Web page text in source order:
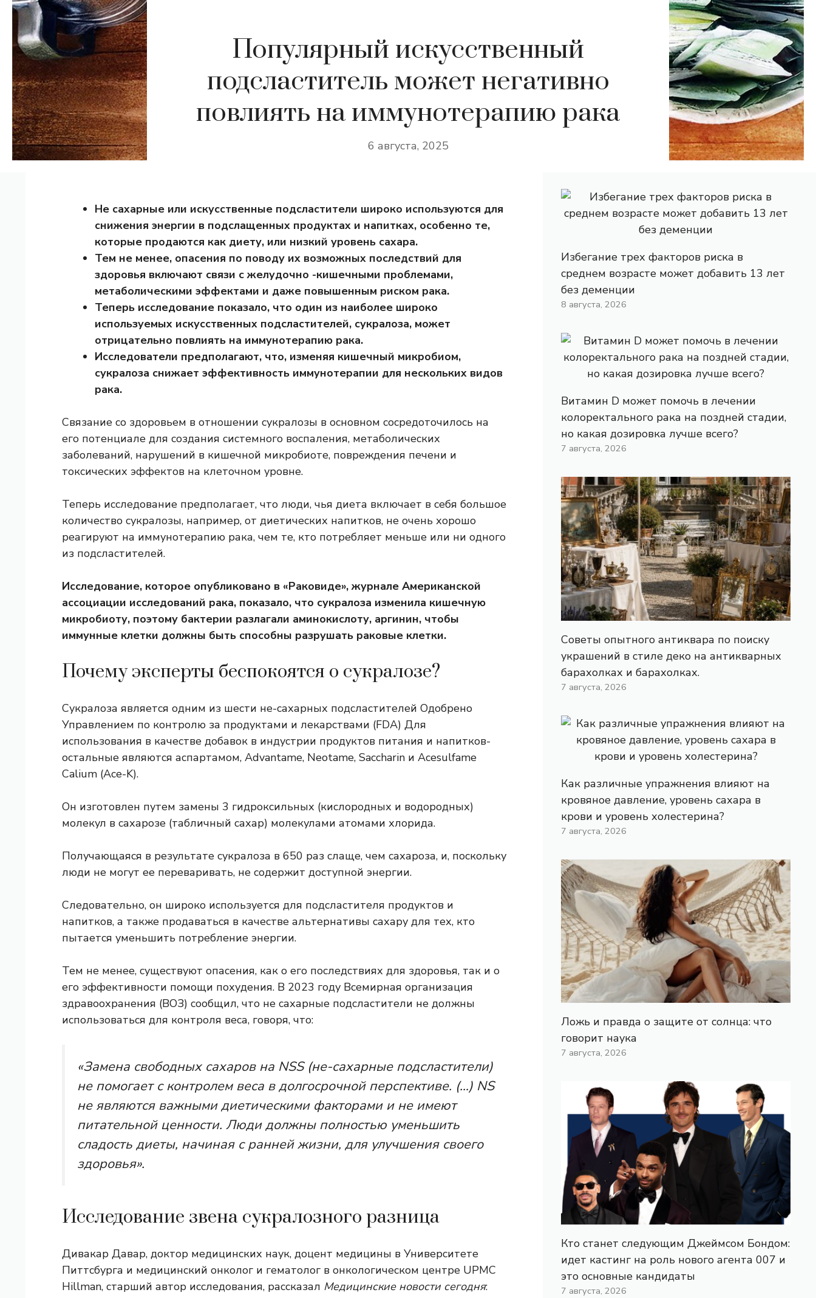
Популярный искусственный
подсластитель может негативно
повлиять на иммунотерапию рака
6 августа, 2025
Не сахарные или искусственные подсластители широко используются для
снижения энергии в подслащенных продуктах и напитках, особенно те,
которые продаются как диету, или низкий уровень сахара.
Тем не менее, опасения по поводу их возможных последствий для
здоровья включают связи с желудочно -кишечными проблемами,
метаболическими эффектами и даже повышенным риском рака.
Теперь исследование показало, что один из наиболее широко
используемых искусственных подсластителей, сукралоза, может
отрицательно повлиять на иммунотерапию рака.
Исследователи предполагают, что, изменяя кишечный микробиом,
сукралоза снижает эффективность иммунотерапии для нескольких видов
рака.
Связание со здоровьем в отношении сукралозы в основном сосредоточилось на
его потенциале для создания системного воспаления, метаболических
заболеваний, нарушений в кишечной микробиоте, повреждения печени и
токсических эффектов на клеточном уровне.
Теперь исследование предполагает, что люди, чья диета включает в себя большое
количество сукралозы, например, от диетических напитков, не очень хорошо
реагируют на иммунотерапию рака, чем те, кто потребляет меньше или ни одного
из подсластителей.
Исследование, которое опубликовано в «Раковиде», журнале Американской
ассоциации исследований рака, показало, что сукралоза изменила кишечную
микробиоту, поэтому бактерии разлагали аминокислоту, аргинин, чтобы
иммунные клетки должны быть способны разрушать раковые клетки.
Почему эксперты беспокоятся о сукралозе?
Сукралоза является одним из шести не-сахарных подсластителей Одобрено
Управлением по контролю за продуктами и лекарствами (FDA) Для
использования в качестве добавок в индустрии продуктов питания и напитков-
остальные являются аспартамом, Advantame, Neotame, Saccharin и Acesulfame
Calium (Ace-K).
Он изготовлен путем замены 3 гидроксильных (кислородных и водородных)
молекул в сахарозе (табличный сахар) молекулами атомами хлорида.
Получающаяся в результате сукралоза в 650 раз слаще, чем сахароза, и, поскольку
люди не могут ее переваривать, не содержит доступной энергии.
Следовательно, он широко используется для подсластителя продуктов и
напитков, а также продаваться в качестве альтернативы сахару для тех, кто
пытается уменьшить потребление энергии.
Тем не менее, существуют опасения, как о его последствиях для здоровья, так и о
его эффективности помощи похудения. В 2023 году Всемирная организация
здравоохранения (ВОЗ) сообщил, что не сахарные подсластители не должны
использоваться для контроля веса, говоря, что:
«Замена свободных сахаров на NSS (не-сахарные подсластители)
не помогает с контролем веса в долгосрочной перспективе. (…) NS
не являются важными диетическими факторами и не имеют
питательной ценности. Люди должны полностью уменьшить
сладость диеты, начиная с ранней жизни, для улучшения своего
здоровья».
Исследование звена сукралозного разница
Дивакар Давар, доктор медицинских наук, доцент медицины в Университете
Питтсбурга и медицинский онколог и гематолог в онкологическом центре UPMC
Hillman, старший автор исследования, рассказал Медицинские новости сегодня:
Избегание трех факторов риска в
среднем возрасте может добавить 13 лет
без деменции
8 августа, 2026
Витамин D может помочь в лечении
колоректального рака на поздней стадии,
но какая дозировка лучше всего?
7 августа, 2026
Советы опытного антиквара по поиску
украшений в стиле деко на антикварных
барахолках и барахолках.
7 августа, 2026
Как различные упражнения влияют на
кровяное давление, уровень сахара в
крови и уровень холестерина?
7 августа, 2026
Ложь и правда о защите от солнца: что
говорит наука
7 августа, 2026
Кто станет следующим Джеймсом Бондом:
идет кастинг на роль нового агента 007 и
это основные кандидаты
7 августа, 2026